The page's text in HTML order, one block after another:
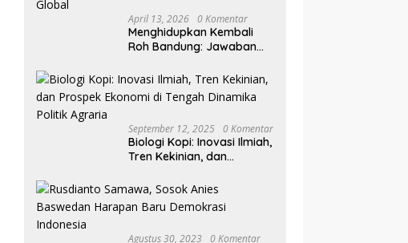
April 13, 2026 0 Komentar
Menghidupkan Kembali
Roh Bandung: Jawaban
Hegemoni Global
September 12, 2025 0 Komentar
Biologi Kopi: Inovasi Ilmiah,
Tren Kekinian, dan
Tengah Dinamika Politik
Agraria
Agustus 30, 2023 0 Komentar